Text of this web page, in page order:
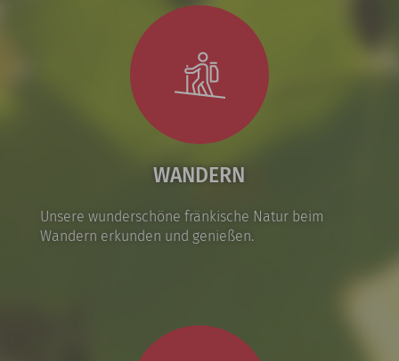
WANDERN
Unsere wunderschöne fränkische Natur beim
Wandern erkunden und genießen.